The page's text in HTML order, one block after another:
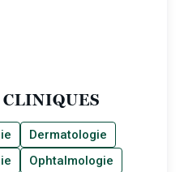
CLINIQUES
Dermatologie
Ophtalmologie